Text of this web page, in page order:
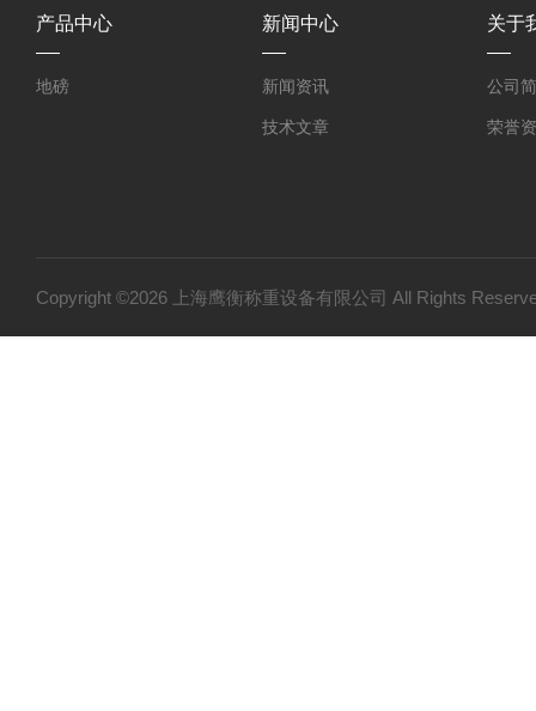
产品中心
地磅
新闻中心
新闻资讯
技术文章
关于
公司
荣誉
Copyright ©2026 上海鹰衡称重设备有限公司 All Rights